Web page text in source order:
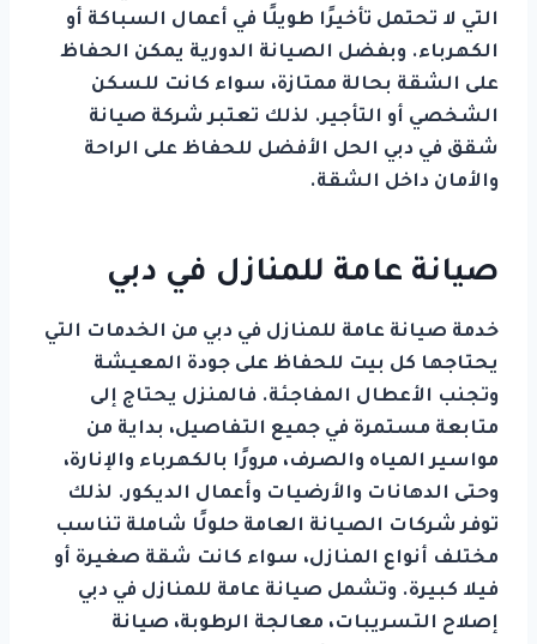
التي لا تحتمل تأخيرًا طويلًا في أعمال السباكة أو
الكهرباء. وبفضل الصيانة الدورية يمكن الحفاظ
على الشقة بحالة ممتازة، سواء كانت للسكن
الشخصي أو التأجير. لذلك تعتبر شركة صيانة
شقق في دبي الحل الأفضل للحفاظ على الراحة
والأمان داخل الشقة.
صيانة عامة للمنازل في دبي
خدمة صيانة عامة للمنازل في دبي من الخدمات التي
يحتاجها كل بيت للحفاظ على جودة المعيشة
وتجنب الأعطال المفاجئة. فالمنزل يحتاج إلى
متابعة مستمرة في جميع التفاصيل، بداية من
مواسير المياه والصرف، مرورًا بالكهرباء والإنارة،
وحتى الدهانات والأرضيات وأعمال الديكور. لذلك
توفر شركات الصيانة العامة حلولًا شاملة تناسب
مختلف أنواع المنازل، سواء كانت شقة صغيرة أو
فيلا كبيرة. وتشمل صيانة عامة للمنازل في دبي
إصلاح التسريبات، معالجة الرطوبة، صيانة